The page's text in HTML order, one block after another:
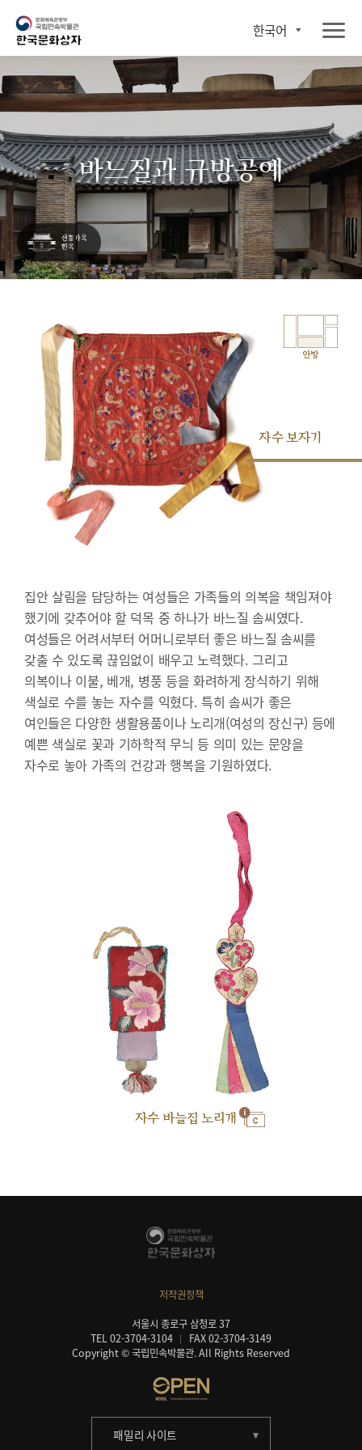
한국어
바느질과 규방공예
안방
자수 보자기
집안 살림을 담당하는 여성들은 가족들의 의복을 책임져야
했기에 갖추어야 할 덕목 중 하나가 바느질 솜씨였다.
여성들은 어려서부터 어머니로부터 좋은 바느질 솜씨를
갖출 수 있도록 끊임없이 배우고 노력했다. 그리고
의복이나 이불, 베개, 병풍 등을 화려하게 장식하기 위해
색실로 수를 놓는 자수를 익혔다. 특히 솜씨가 좋은
여인들은 다양한 생활용품이나 노리개(여성의 장신구) 등에
예쁜 색실로 꽃과 기하학적 무늬 등 의미 있는 문양을
자수로 놓아 가족의 건강과 행복을 기원하였다.
자수 바늘집 노리개
저작권정책
서울시 종로구 삼청로 37
TEL 02-3704-3104
FAX 02-3704-3149
Copyright © 국립민속박물관. All Rights Reserved
패밀리 사이트